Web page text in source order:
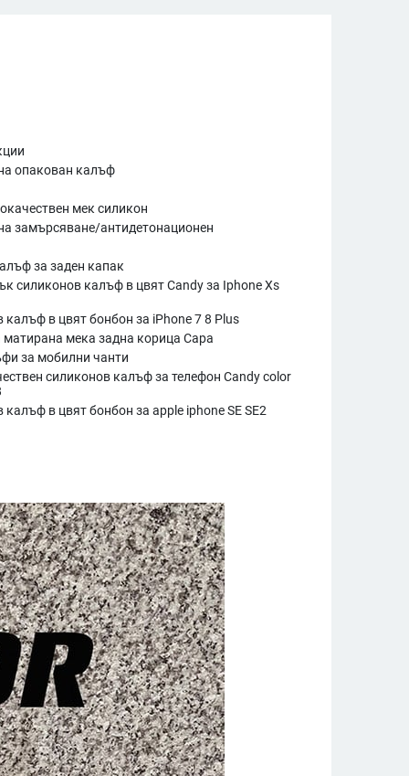
опакован калъф
мек силикон
замърсяване/антидетонационен
за заден капак
силиконов калъф в цвят Candy за Iphone Xs
калъф в цвят бонбон за iPhone 7 8 Plus
матирана мека задна корица Capa
за мобилни чанти
силиконов калъф за телефон Candy color
в цвят бонбон за apple iphone SE SE2